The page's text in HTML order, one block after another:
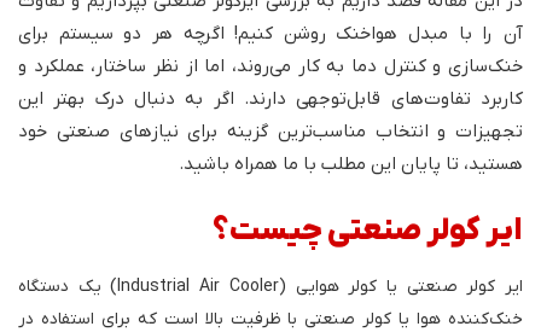
آن را با مبدل هواخنک روشن کنیم! اگرچه هر دو سیستم برای
خنک‌سازی و کنترل دما به کار می‌روند، اما از نظر ساختار، عملکرد و
کاربرد تفاوت‌های قابل‌توجهی دارند. اگر به دنبال درک بهتر این
تجهیزات و انتخاب مناسب‌ترین گزینه برای نیازهای صنعتی خود
هستید، تا پایان این مطلب با ما همراه باشید.
ایر کولر صنعتی چیست؟
ایر کولر صنعتی یا کولر هوایی (Industrial Air Cooler) یک دستگاه
خنک‌کننده هوا یا کولر صنعتی با ظرفیت بالا است که برای استفاده در